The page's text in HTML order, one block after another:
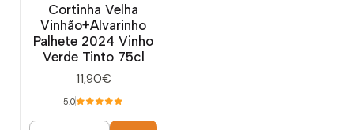
Cortinha Velha
Vinhão+Alvarinho
Palhete 2024 Vinho
Verde Tinto 75cl
11,90€
5.0